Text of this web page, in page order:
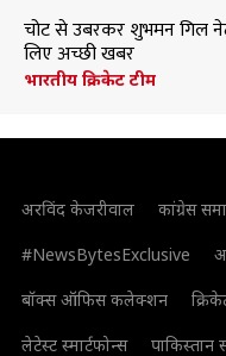
चोट से उबरकर शुभमन गिल
लिए अच्छी खबर
भारतीय क्रिकेट टीम
अरविंद केजरीवाल कांग्रेस
#NewsBytesExclusive
बॉक्स ऑफिस कलेक्शन
लेटेस्ट स्मार्टफोन्स
पाकिस्तान